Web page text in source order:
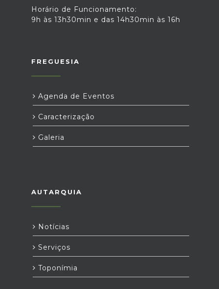
Horário de Funcionamento:
9h às 13h30min e das 14h30min às 16h
FREGUESIA
Agenda de Eventos
Caracterização
Galeria
AUTARQUIA
Notícias
Serviços
Toponímia